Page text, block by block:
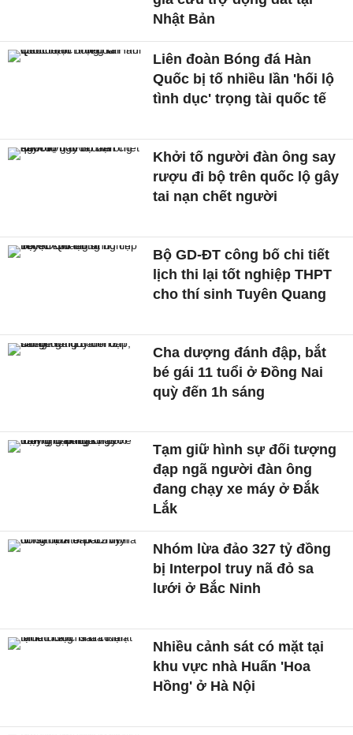
Nhật Bản
Liên đoàn Bóng đá Hàn
Quốc bị tố nhiều lần 'hối lộ
tình dục' trọng tài quốc tế
Khởi tố người đàn ông say
rượu đi bộ trên quốc lộ gây
tai nạn chết người
Bộ GD-ĐT công bố chi tiết
lịch thi lại tốt nghiệp THPT
cho thí sinh Tuyên Quang
Cha dượng đánh đập, bắt
bé gái 11 tuổi ở Đồng Nai
quỳ đến 1h sáng
Tạm giữ hình sự đối tượng
đạp ngã người đàn ông
đang chạy xe máy ở Đắk
Lắk
Nhóm lừa đảo 327 tỷ đồng
bị Interpol truy nã đỏ sa
lưới ở Bắc Ninh
Nhiều cảnh sát có mặt tại
khu vực nhà Huấn 'Hoa
Hồng' ở Hà Nội